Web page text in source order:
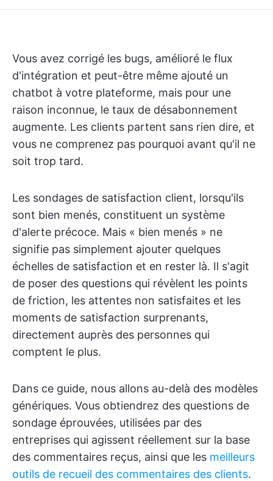
Vous avez corrigé les bugs, amélioré le flux
d'intégration et peut-être même ajouté un
chatbot à votre plateforme, mais pour une
raison inconnue, le taux de désabonnement
augmente. Les clients partent sans rien dire, et
vous ne comprenez pas pourquoi avant qu'il ne
soit trop tard.
Les sondages de satisfaction client, lorsqu'ils
sont bien menés, constituent un système
d'alerte précoce. Mais « bien menés » ne
signifie pas simplement ajouter quelques
échelles de satisfaction et en rester là. Il s'agit
de poser des questions qui révèlent les points
de friction, les attentes non satisfaites et les
moments de satisfaction surprenants,
directement auprès des personnes qui
comptent le plus.
Dans ce guide, nous allons au-delà des modèles
génériques. Vous obtiendrez des questions de
sondage éprouvées, utilisées par des
entreprises qui agissent réellement sur la base
des commentaires reçus, ainsi que les meilleurs
outils de recueil des commentaires des clients.